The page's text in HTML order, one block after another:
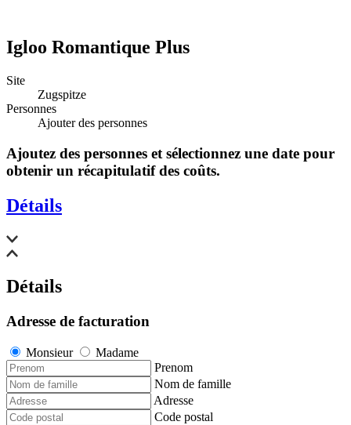
Igloo Romantique Plus
Site
Zugspitze
Personnes
Ajouter des personnes
Ajoutez des personnes et sélectionnez une date pour
obtenir un récapitulatif des coûts.
Détails
Détails
Adresse de facturation
Monsieur
Madame
Prenom
Nom de famille
Adresse
Code postal